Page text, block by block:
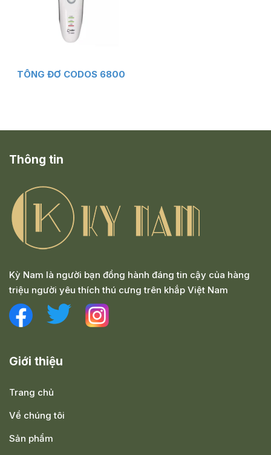
TÔNG ĐƠ CODOS 6800
Thông tin
Kỳ Nam là người bạn đồng hành đáng tin cậy của hàng
triệu người yêu thích thú cưng trên khắp Việt Nam
Giới thiệu
Trang chủ
Về chúng tôi
Sản phẩm